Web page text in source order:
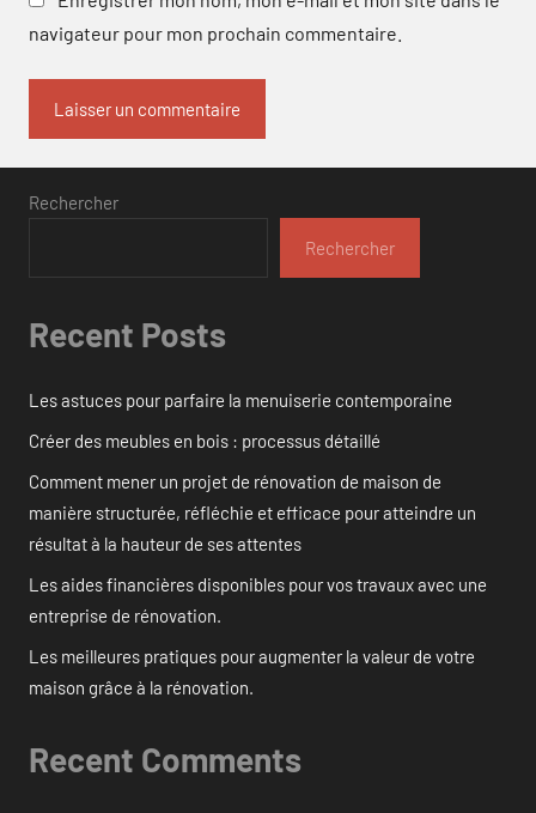
navigateur pour mon prochain commentaire.
Rechercher
Rechercher
Recent Posts
Les astuces pour parfaire la menuiserie contemporaine
Créer des meubles en bois : processus détaillé
Comment mener un projet de rénovation de maison de
manière structurée, réfléchie et efficace pour atteindre un
résultat à la hauteur de ses attentes
Les aides financières disponibles pour vos travaux avec une
entreprise de rénovation.
Les meilleures pratiques pour augmenter la valeur de votre
maison grâce à la rénovation.
Recent Comments